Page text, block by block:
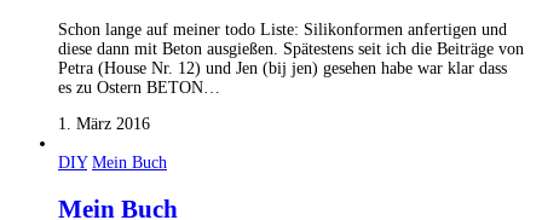
Schon lange auf meiner todo Liste: Silikonformen anfertigen und
diese dann mit Beton ausgießen. Spätestens seit ich die Beiträge von
Petra (House Nr. 12) und Jen (bij jen) gesehen habe war klar dass
es zu Ostern BETON…
1. März 2016
DIY Mein Buch
Mein Buch